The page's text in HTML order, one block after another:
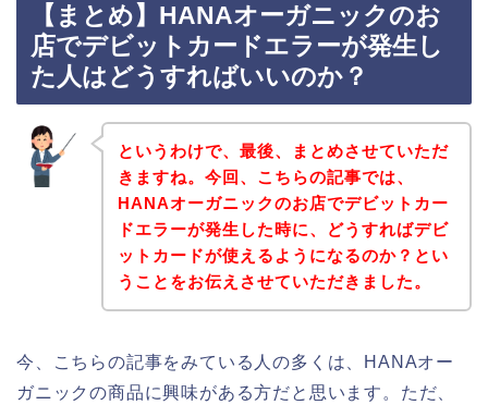
【まとめ】HANAオーガニックのお
店でデビットカードエラーが発生し
た人はどうすればいいのか？
というわけで、最後、まとめさせていただ
きますね。今回、こちらの記事では、
HANAオーガニックのお店でデビットカー
ドエラーが発生した時に、どうすればデビ
ットカードが使えるようになるのか？とい
うことをお伝えさせていただきました。
今、こちらの記事をみている人の多くは、HANAオー
ガニックの商品に興味がある方だと思います。ただ、